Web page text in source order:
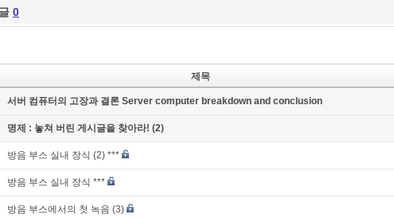
0
제목
서버 컴퓨터의 고장과 결론 Server computer breakdown and conclusion
명제 : 놓쳐 버린 게시글을 찾아라! (2)
방음 부스 실내 장식 (2) ***
방음 부스 실내 장식 ***
방음 부스에서의 첫 녹음 (3)